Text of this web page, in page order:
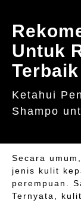
Untuk
Ketahui
Shampo
Secara
jenis kulit
perempuan.
Ternyata,